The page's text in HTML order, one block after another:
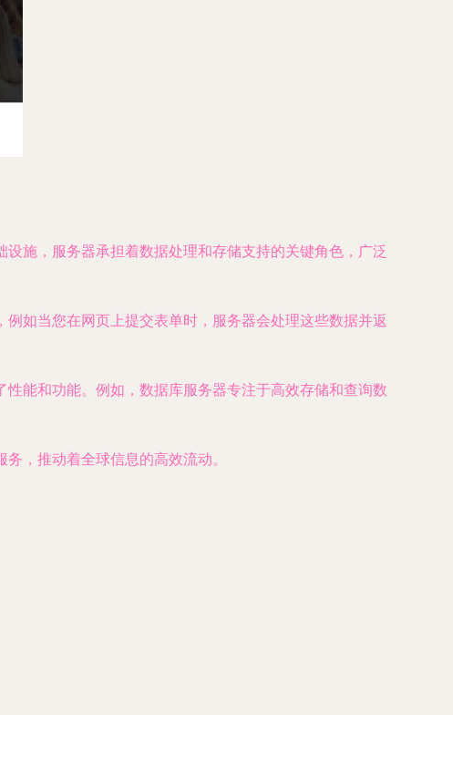
施，服务器承担着数据处理和存储支持的关键角色，广泛
如当您在网页上提交表单时，服务器会处理这些数据并返
能和功能。例如，数据库服务器专注于高效存储和查询数
，推动着全球信息的高效流动。